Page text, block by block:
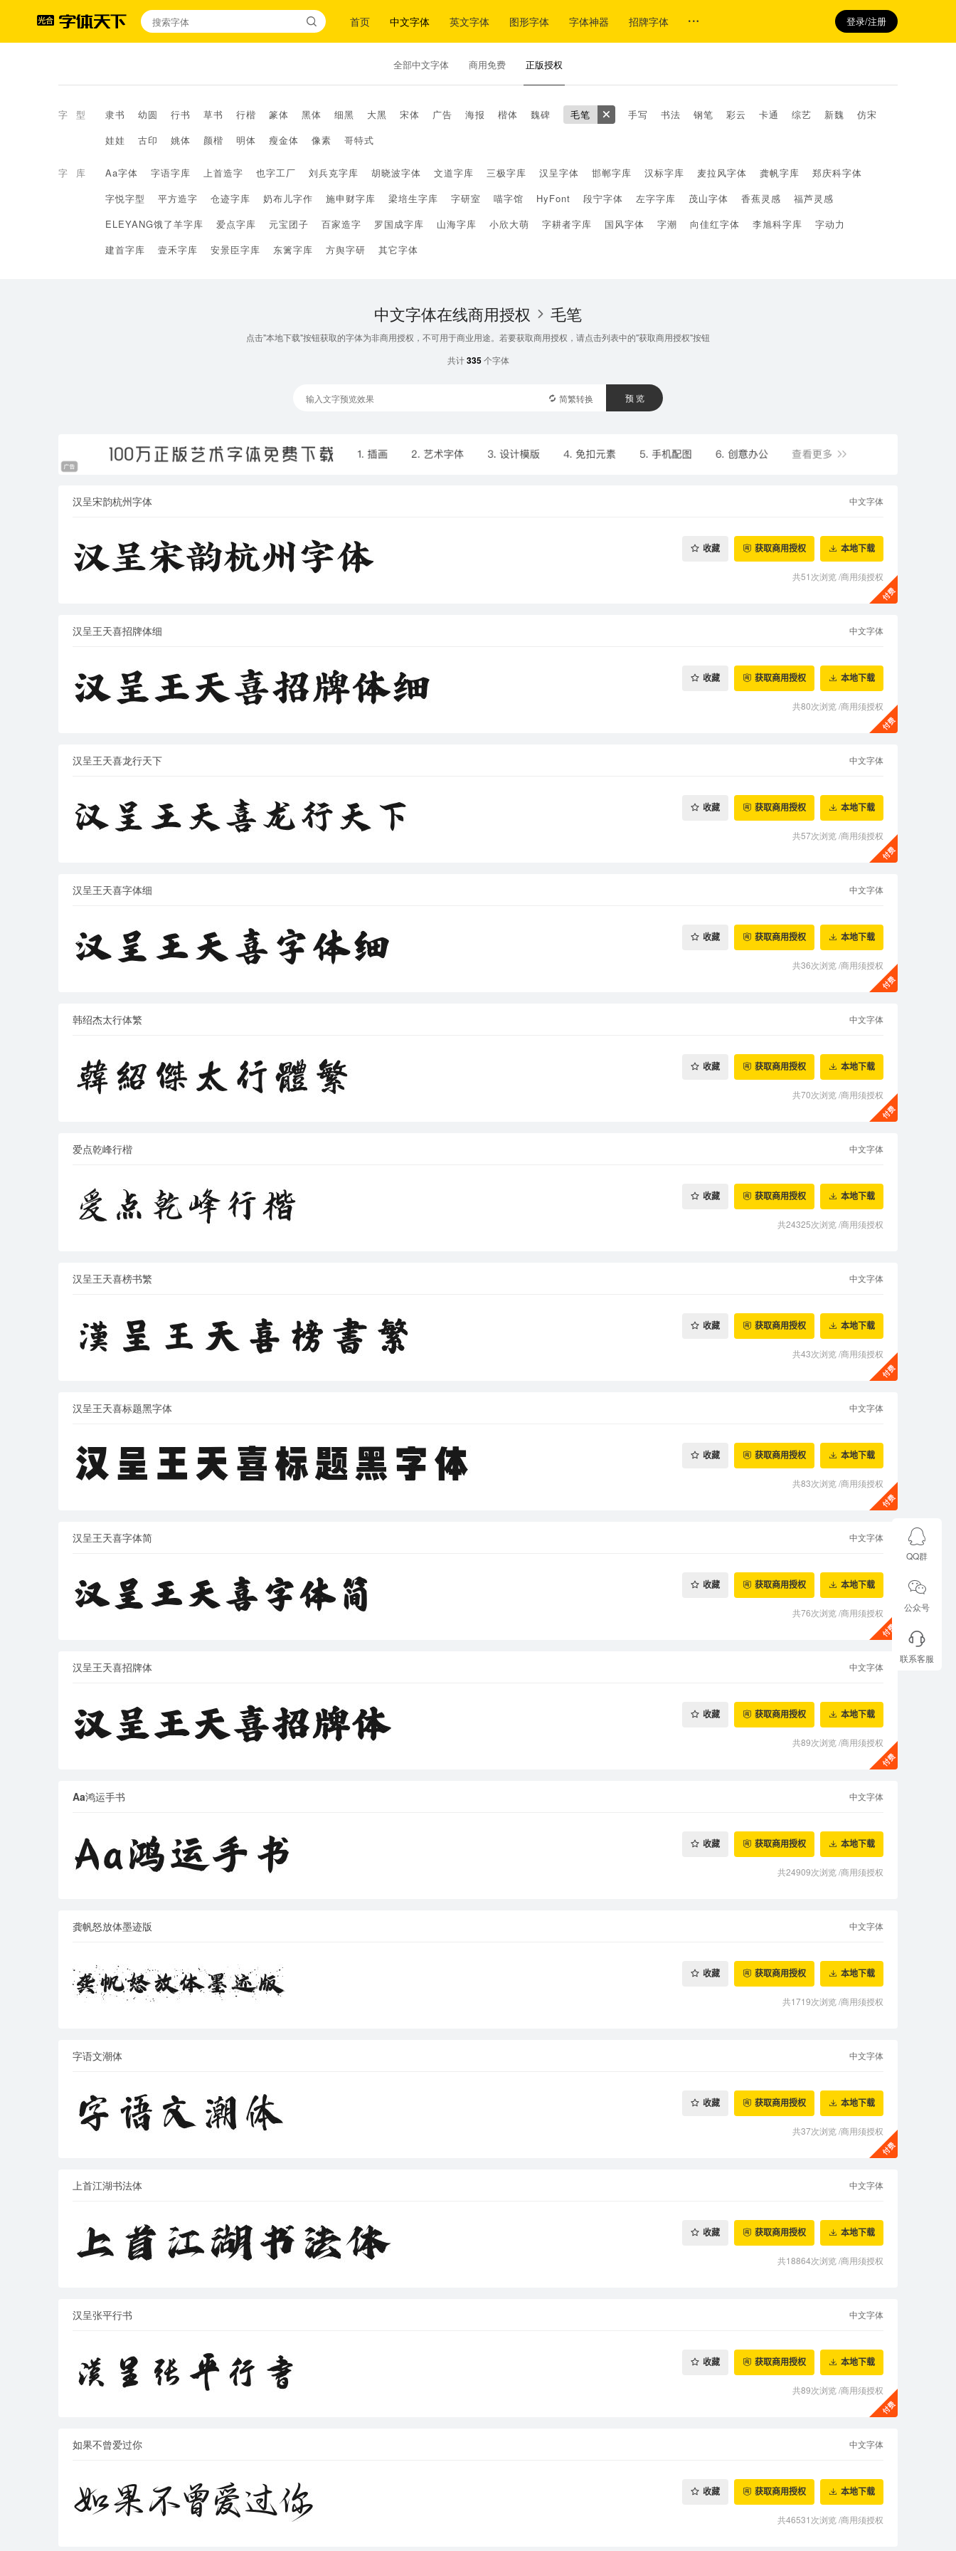
首页 中文字体 英文字体 图形字体 字体神器 招牌字体 登录/注册
全部中文字体 商用免费 正版授权
字型 隶书 幼圆 行书 草书 行楷 篆体 黑体 细黑 大黑 宋体 广告 海报 楷体 魏碑 毛笔 手写 书法 钢笔 彩云 卡通 综艺 新魏
仿宋
娃娃
古印 姚体 颜楷 明体 瘦金体 像素 哥特式
字库 Aa字体 字语字库 上首造字 也字工厂 刘兵克字库 胡晓波字体 文道字库 三极字库 汉呈字体 邯郸字库 汉标字库 麦拉风字体 龚帆字库
郑庆科字体
字悦字型
平方造字 仓迹字库 奶布儿字作 施申财字库 梁培生字库 字研室 喵字馆 HyFont 段宁字体 左字字库 茂山字体 香蕉灵感
福芦灵感
ELEYANG饿了羊字库
爱点字库 元宝团子 百家造字 罗国成字库 山海字库 小欣大萌 字耕者字库 国风字体 字潮 向佳红字体 李旭科字库
字动力
建首字库
壹禾字库 安景臣字库 东篱字库 方舆字研 其它字体
中文字体在线商用授权 毛笔
点击"本地下载"按钮获取的字体为非商用授权，不可用于商业用途。若要获取商用授权，请点击列表中的"获取商用授权"按钮
共计 335 个字体
预 览
简繁转换
汉呈宋韵杭州字体 中文字体
收藏 获取商用授权 本地下载
共51次浏览/商用须授权
汉呈王天喜招牌体细 中文字体
收藏 获取商用授权 本地下载
共80次浏览/商用须授权
汉呈王天喜龙行天下 中文字体
收藏 获取商用授权 本地下载
共57次浏览/商用须授权
汉呈王天喜字体细 中文字体
收藏 获取商用授权 本地下载
共36次浏览/商用须授权
韩绍杰太行体繁 中文字体
收藏 获取商用授权 本地下载
共70次浏览/商用须授权
爱点乾峰行楷 中文字体
收藏 获取商用授权 本地下载
共24325次浏览/商用须授权
汉呈王天喜榜书繁 中文字体
收藏 获取商用授权 本地下载
共43次浏览/商用须授权
汉呈王天喜标题黑字体 中文字体
收藏 获取商用授权 本地下载
共83次浏览/商用须授权
汉呈王天喜字体简 中文字体
收藏 获取商用授权 本地下载
共76次浏览/商用须授权
汉呈王天喜招牌体 中文字体
收藏 获取商用授权 本地下载
共89次浏览/商用须授权
Aa鸿运手书 中文字体
收藏 获取商用授权 本地下载
共24909次浏览/商用须授权
龚帆怒放体墨迹版 中文字体
收藏 获取商用授权 本地下载
共1719次浏览/商用须授权
字语文潮体 中文字体
收藏 获取商用授权 本地下载
共37次浏览/商用须授权
上首江湖书法体 中文字体
收藏 获取商用授权 本地下载
共18864次浏览/商用须授权
汉呈张平行书 中文字体
收藏 获取商用授权 本地下载
共89次浏览/商用须授权
如果不曾爱过你 中文字体
收藏 获取商用授权 本地下载
共46531次浏览/商用须授权
QQ群
公众号
联系客服